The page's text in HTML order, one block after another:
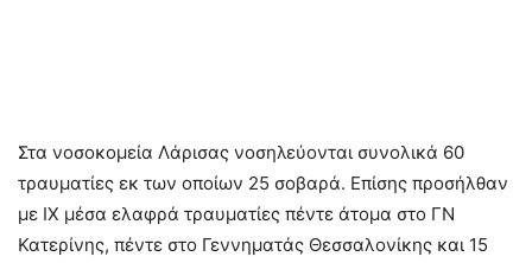
Στα νοσοκομεία Λάρισας νοσηλεύονται συνολικά 60
τραυματίες εκ των οποίων 25 σοβαρά. Επίσης προσήλθαν
με ΙΧ μέσα ελαφρά τραυματίες πέντε άτομα στο ΓΝ
Κατερίνης, πέντε στο Γεννηματάς Θεσσαλονίκης και 15